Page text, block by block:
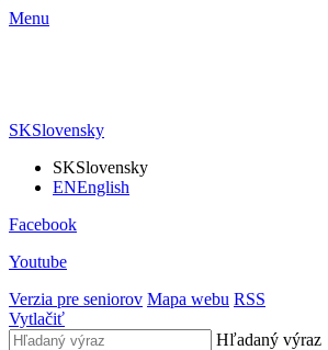
Menu
SKSlovensky
SKSlovensky
ENEnglish
Facebook
Youtube
Verzia pre seniorov Mapa webu RSS
Vytlačiť
Hľadaný výraz